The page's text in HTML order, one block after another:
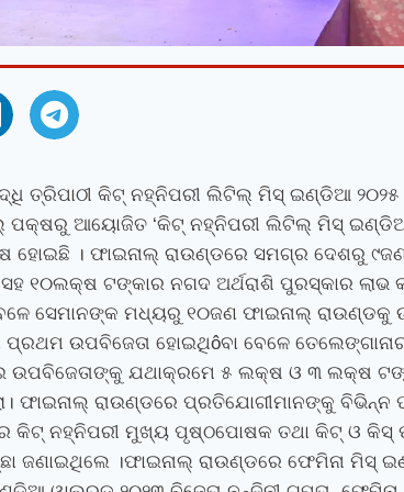
ତ୍ରିପାଠୀ କିଟ୍ ନହ୍ନିପରୀ ଲିଟିଲ୍ ମିସ୍ ଇଣ୍ଡିଆ ୨୦୨୫
ଆୟୋଜିତ ‘କିଟ୍ ନହ୍ନିପରୀ ଲିଟିଲ୍ ମିସ୍ ଇଣ୍ଡିଆ’
ହୋଇଛି । ଫାଇନାଲ୍ ରାଉଣ୍ଡରେ ସମଗ୍ର ଦେଶରୁ
୧୦ଲକ୍ଷ ଟଙ୍କାର ନଗଦ ଅର୍ଥରାଶି ପୁରସ୍କାର ଲାଭ
ସେମାନଙ୍କ ମଧ୍ୟରୁ ୧୦ଜଣ ଫାଇନାଲ୍ ରାଉଣ୍ଡକୁ
ପ୍ରଥମ ଉପବିଜେତା ହୋଇଥିôବା ବେଳେ
ଉପବିଜେତାଙ୍କୁ ଯଥାକ୍ରମେ ୫ ଲକ୍ଷ ଓ ୩ ଲକ୍ଷ
ଫାଇନାଲ୍ ରାଉଣ୍ଡରେ ପ୍ରତିଯୋଗୀମାନଙ୍କୁ ବିଭିନ୍ନ
କିଟ୍‍ ନହ୍ନିପରୀ ମୁଖ୍ୟ ପୃଷ୍ଠପୋଷକ ତଥା କିଟ୍‍ ଓ କିସ୍‍
ଜଣାଇଥିଲେ ।ଫାଇନାଲ୍‍ ରାଉଣ୍ଡରେ ଫେମିନା ମିସ୍‍